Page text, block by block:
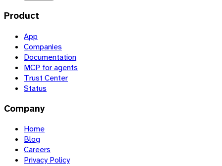
Product
App
Companies
Documentation
MCP for agents
Trust Center
Status
Company
Home
Blog
Careers
Privacy Policy